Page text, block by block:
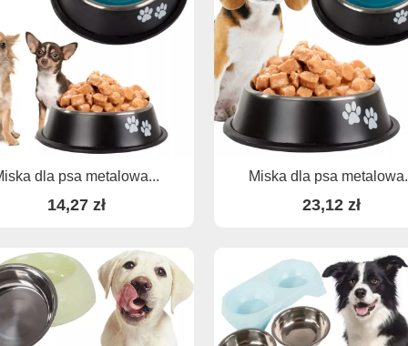
dla psa metalowa...
14,27 zł
Miska dla psa
23,12 zł